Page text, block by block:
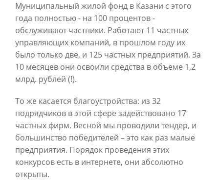
Муниципальный жилой фонд в Казани с этого
года полностью - на 100 процентов -
обслуживают частники. Работают 11 частных
управляющих компаний, в прошлом году их
было только две, и 125 частных предприятий. За
10 месяцев они освоили средства в объеме 1,2
млрд. рублей (!).
То же касается благоустройства: из 32
подрядчиков в этой сфере задействовано 17
частных фирм. Весной мы проводили тендер, и
большинство победителей – это как раз малые
предприятия. Порядок проведения этих
конкурсов есть в интернете, они абсолютно
открыты.